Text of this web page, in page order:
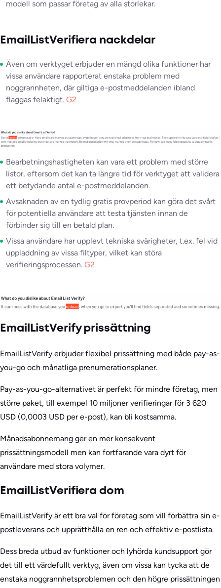
modell som passar företag av alla storlekar.
EmailListVerifiera nackdelar
Även om verktyget erbjuder en mängd olika funktioner har
vissa användare rapporterat enstaka problem med
noggrannheten, där giltiga e-postmeddelanden ibland
flaggas felaktigt. G2
Bearbetningshastigheten kan vara ett problem med större
listor, eftersom det kan ta längre tid för verktyget att validera
ett betydande antal e-postmeddelanden.
Avsaknaden av en tydlig gratis provperiod kan göra det svårt
för potentiella användare att testa tjänsten innan de
förbinder sig till en betald plan.
Vissa användare har upplevt tekniska svårigheter, t.ex. fel vid
uppladdning av vissa filtyper, vilket kan störa
verifieringsprocessen. G2
EmailListVerify prissättning
EmailListVerify erbjuder flexibel prissättning med både pay-as-
you-go och månatliga prenumerationsplaner.
Pay-as-you-go-alternativet är perfekt för mindre företag, men
större paket, till exempel 10 miljoner verifieringar för 3 620
USD (0,0003 USD per e-post), kan bli kostsamma.
Månadsabonnemang ger en mer konsekvent
prissättningsmodell men kan fortfarande vara dyrt för
användare med stora volymer.
EmailListVerifiera dom
EmailListVerify är ett bra val för företag som vill förbättra sin e-
postleverans och upprätthålla en ren och effektiv e-postlista.
Dess breda utbud av funktioner och lyhörda kundsupport gör
det till ett värdefullt verktyg, även om vissa kan tycka att de
enstaka noggrannhetsproblemen och den högre prissättningen